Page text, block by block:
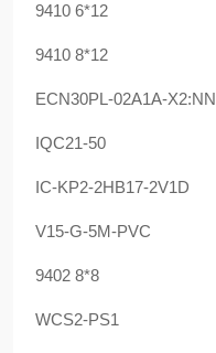
9410 6*12
9410 8*12
ECN30PL-02A1A-X2:NN
IQC21-50
IC-KP2-2HB17-2V1D
V15-G-5M-PVC
9402 8*8
WCS2-PS1